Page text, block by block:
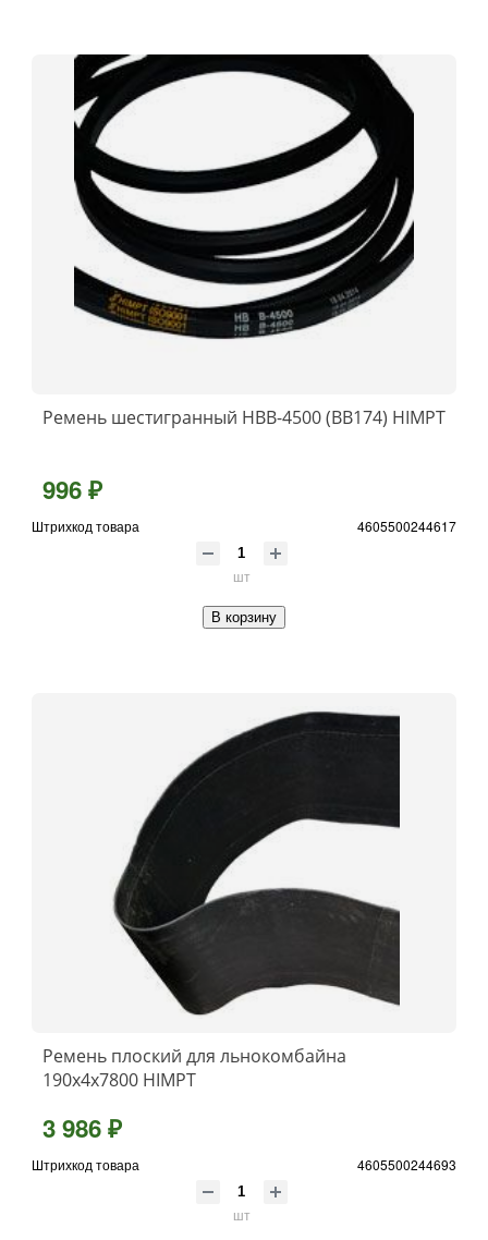
Ремень шестигранный НВВ-4500 (BB174) HIMPT
996 ₽
Штрихкод товара 4605500244617
шт
В корзину
Ремень плоский для льнокомбайна
190х4х7800 HIMPT
3 986 ₽
Штрихкод товара 4605500244693
шт